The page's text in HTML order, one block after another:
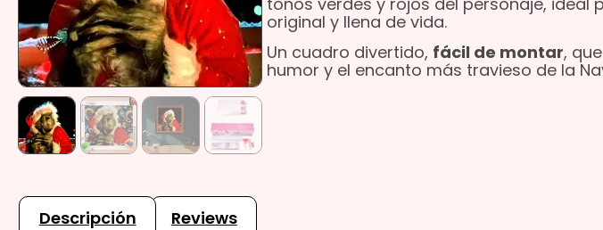
original y llena de vida.
Un cuadro divertido, fácil de montar,
humor y el encanto más travieso de la
Descripción Reviews